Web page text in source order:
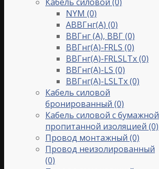
NYM (0)
АВВГнг(А) (0)
ВВГнг (А), ВВГ(0)
ВВГнг(А)-FRLS (0)
ВВГнг(А)-FRLSLTx(0)
ВВГнг(А)-LS (0)
ВВГнг(А)-LSLTx(0)
Кабель силовой
бронированный (0)
Кабель силовой с бумажной
пропитанной изоляцией (0)
Провод монтажный (0)
Провод неизолированный
(0)